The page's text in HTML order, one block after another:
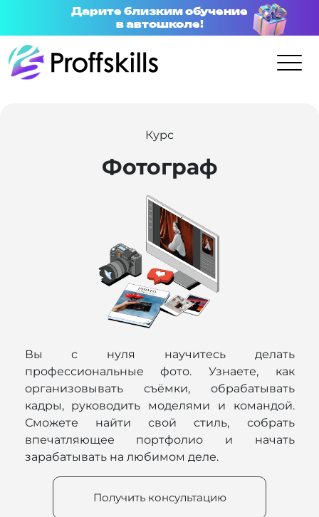
Дарите близким обучение
в автошколе!
Курс
Фотограф
Вы с нуля научитесь делать
профессиональные фото. Узнаете, как
организовывать съёмки, обрабатывать
кадры, руководить моделями и командой.
Сможете найти свой стиль, собрать
впечатляющее портфолио и начать
зарабатывать на любимом деле.
Получить консультацию